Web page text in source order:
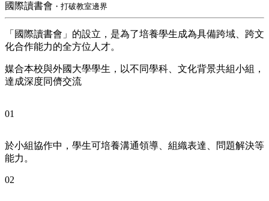
國際讀書會 ・打破教室邊界
「國際讀書會」的設立，是為了培養學生成為具備跨域、跨文
化合作能力的全方位人才。
媒合本校與外國大學學生，以不同學科、文化背景共組小組，
達成深度同儕交流
01
於小組協作中，學生可培養溝通領導、組織表達、問題解決等
能力。
02